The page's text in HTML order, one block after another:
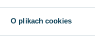
O plikach cookies